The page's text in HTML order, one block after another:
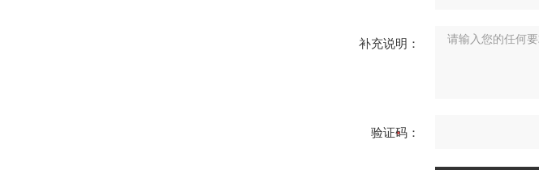
补充说明：
验证码：